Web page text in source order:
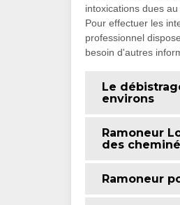
intoxications dues
Pour effectuer les
professionnel
besoin d'autres
Le
environs
Ramoneur
des
Ramoneur